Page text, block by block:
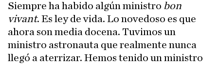
Siempre ha habido algún ministro bon
vivant. Es ley de vida. Lo novedoso es que
ahora son media docena. Tuvimos un
ministro astronauta que realmente nunca
llegó a aterrizar. Hemos tenido un ministro